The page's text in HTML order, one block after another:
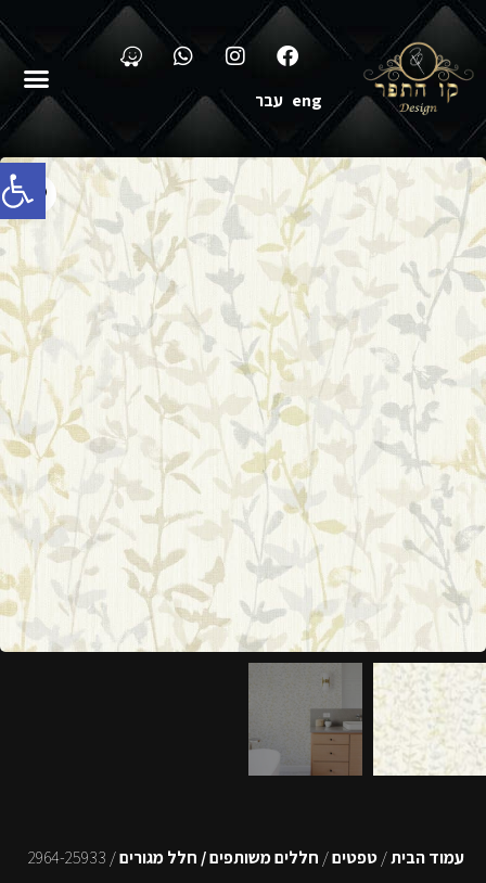
פתח
eng עבר
עמוד הבית/טפטים/חללים משותפים / חלל מגורים/ 2964-25933